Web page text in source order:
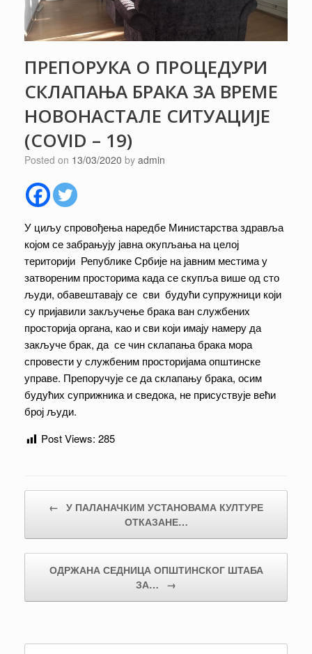
ПРЕПОРУКА О ПРОЦЕДУРИ
СКЛАПАЊА БРАКА ЗА ВРЕМЕ
НОВОНАСТАЛЕ СИТУАЦИЈЕ
(COVID – 19)
Posted on 13/03/2020 by admin
У циљу спровођења наредбе Министарства здравља
којом се забрањују јавна окупљања на целој
територији Републике Србије на јавним местима у
затвореним просторима када се скупља више од сто
људи, обавештавају се сви будући супружници који
су пријавили закључење брака ван службених
просторија органа, као и сви који имају намеру да
закључе брак, да се чин склапања брака мора
спровести у службеним просторијама општинске
управе. Препоручује се да склапању брака, осим
будућих суприжника и сведока, не присуствује већи
број људи.
Post Views: 285
← У ПАЛАНАЧКИМ УСТАНОВАМА КУЛТУРЕ
ОТКАЗАНЕ…
ОДРЖАНА СЕДНИЦА ОПШТИНСКОГ ШТАБА
ЗА…
→
Search